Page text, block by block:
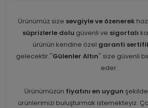
Ürünümüz size sevgiyle ve özenerek
süprizlerle dolu güvenli ve sigortalı
ürünün kendine özel garanti
gelecektir.''Gülenler Altın'' size güvenli
eder.
Ürünümüzün fiyatını en uygun
ürünlerimizi buluşturmak istemekteyiz.